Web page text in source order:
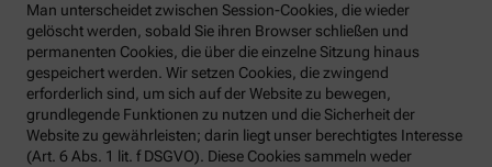
Man unterscheidet zwischen Session-Cookies, die wieder
gelöscht werden, sobald Sie ihren Browser schließen und
permanenten Cookies, die über die einzelne Sitzung hinaus
gespeichert werden. Wir setzen Cookies, die zwingend
erforderlich sind, um sich auf der Website zu bewegen,
grundlegende Funktionen zu nutzen und die Sicherheit der
Website zu gewährleisten; darin liegt unser berechtigtes Interesse
(Art. 6 Abs. 1 lit. f DSGVO). Diese Cookies sammeln weder